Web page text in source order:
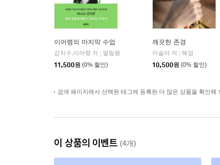
이어령의 마지막 수업
김지수,이어령 저 | 열림원
11,500원 (0% 할인)
깨끗한 존경
이슬아 저 | 헤엄
10,500원 (0% 할인)
검색 페이지에서 선택된 태그에 등록된 더 많은 상품을 확인해
이 상품의 이벤트 (4개)